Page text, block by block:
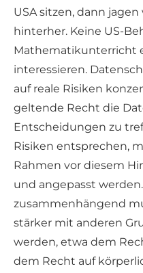
USA sitzen, dann
hinterher. Keine US-
Mathematikunterricht
interessieren.
auf reale Risiken
geltende Recht die
Entscheidungen zu
Risiken entsprechen,
Rahmen vor diesem
und angepasst
zusammenhängend
stärker mit anderen
werden, etwa dem
dem Recht auf